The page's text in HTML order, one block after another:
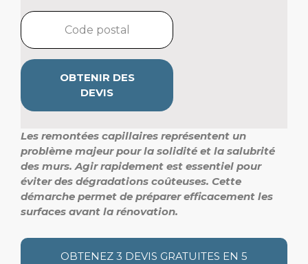
OBTENIR DES
DEVIS
Les remontées capillaires représentent un
problème majeur pour la solidité et la salubrité
des murs. Agir rapidement est essentiel pour
éviter des dégradations coûteuses. Cette
démarche permet de préparer efficacement les
surfaces avant la rénovation.
OBTENEZ 3 DEVIS GRATUITES EN 5